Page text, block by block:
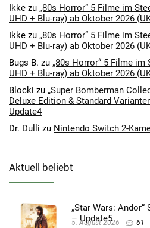
Ikke zu „80s Horror“ 5 Filme im
UHD + Blu-ray) ab Oktober 2026
Ikke zu „80s Horror“ 5 Filme im
UHD + Blu-ray) ab Oktober 2026
Bugs B. zu „80s Horror“ 5 Filme
UHD + Blu-ray) ab Oktober 2026
Blocki zu „Super Bomberman
Deluxe Edition & Standard
Update4
Dr. Dulli zu Nintendo Switch 2-
Aktuell beliebt
„Star Wars:
– Update5
5. August 2026 61